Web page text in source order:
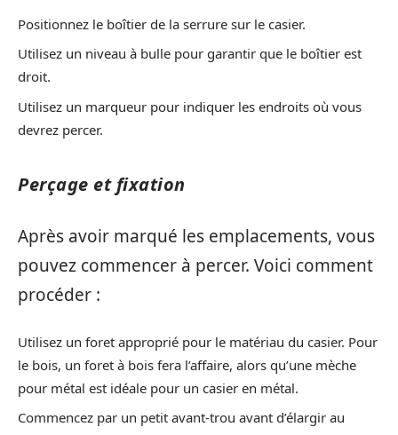
Positionnez le boîtier de la serrure sur le casier.
Utilisez un niveau à bulle pour garantir que le boîtier est
droit.
Utilisez un marqueur pour indiquer les endroits où vous
devrez percer.
Perçage et fixation
Après avoir marqué les emplacements, vous
pouvez commencer à percer. Voici comment
procéder :
Utilisez un foret approprié pour le matériau du casier. Pour
le bois, un foret à bois fera l’affaire, alors qu’une mèche
pour métal est idéale pour un casier en métal.
Commencez par un petit avant-trou avant d’élargir au